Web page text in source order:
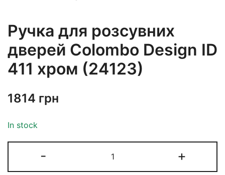
Ручка для розсувних
дверей Colombo Design ID
411 хром (24123)
1814 грн
In stock
- +